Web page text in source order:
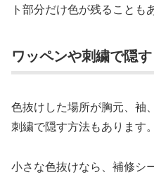
ト部分だけ色が残ることも
ワッペンや刺繍で隠す
色抜けした場所が胸元、袖
刺繍で隠す方法もあります。
小さな色抜けなら、補修シ